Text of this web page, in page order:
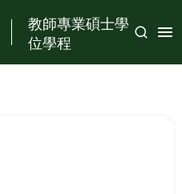
教師專業碩士學
位學程